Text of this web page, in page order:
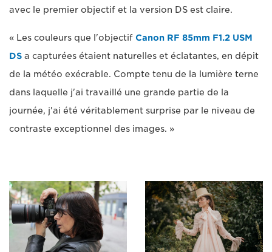
avec le premier objectif et la version DS est claire.
« Les couleurs que l'objectif Canon RF 85mm F1.2 USM
DS a capturées étaient naturelles et éclatantes, en dépit
de la météo exécrable. Compte tenu de la lumière terne
dans laquelle j'ai travaillé une grande partie de la
journée, j'ai été véritablement surprise par le niveau de
contraste exceptionnel des images. »